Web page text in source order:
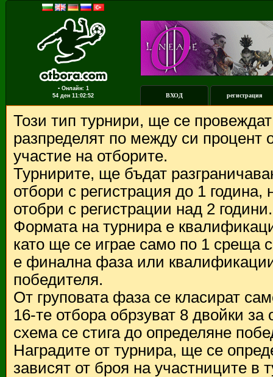
▪ Онлайн: 1
54 ден 11:02:52 ВХОД регистрация
Този тип турнири, ще се
разпределят по между си процент
участие на отборите.
Турнирите, ще бъдат
отбори с регистрация до 1
отобри с регистрации над 2 години.
Формата на турнира е
като ще се играе само по 1 среща
е финална фаза или
победителя.
От груповата фаза се класират
16-те отбора обрзуват 8 двойки
схема се стига до определяне
Наградите от турнира, ще се
зависят от броя на участниците в